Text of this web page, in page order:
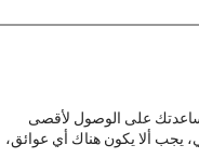
على الوصول لأقصى
يجب ألا يكون هناك أي عوائق،